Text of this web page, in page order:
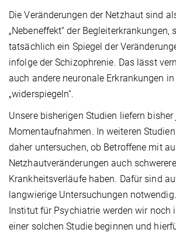
Die Veränderungen der Netzhaut sind
„Nebeneffekt“ der Begleiterkrankungen,
tatsächlich ein Spiegel der
infolge der Schizophrenie. Das lässt
auch andere neuronale Erkrankungen
„widerspiegeln“.
Unsere bisherigen Studien liefern
Momentaufnahmen. In weiteren
daher untersuchen, ob Betroffene mit
Netzhautveränderungen auch schwerere
Krankheitsverläufe haben. Dafür sind
langwierige Untersuchungen
Institut für Psychiatrie werden wir noch
einer solchen Studie beginnen und